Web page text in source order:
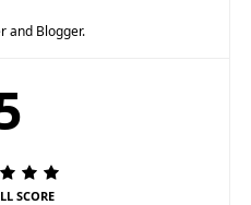
and Blogger.
SCORE